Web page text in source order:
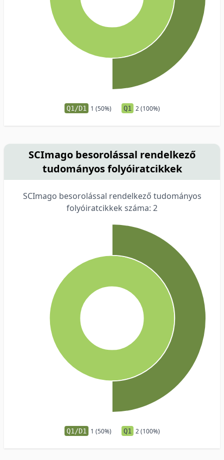
Q1/D1 1 (50%) Q1 2 (100%)
SCImago besorolással rendelkező
tudományos folyóiratcikkek
SCImago besorolással rendelkező tudományos
folyóiratcikkek száma: 2
Q1/D1 1 (50%) Q1 2 (100%)